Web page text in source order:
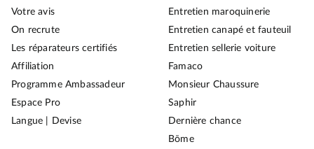
Votre avis
On recrute
Les réparateurs certifiés
Affiliation
Programme Ambassadeur
Espace Pro
Langue | Devise
Entretien maroquinerie
Entretien canapé et fauteuil
Entretien sellerie voiture
Famaco
Monsieur Chaussure
Saphir
Dernière chance
Bōme